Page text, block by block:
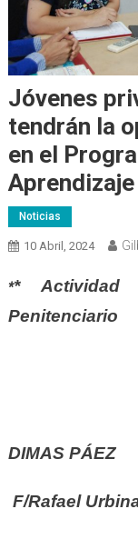
Jóvenes
tendrán la
en el
Aprendizaje
Noticias
10 Abril, 2024
** Actividad
Penitenciario
DIMAS PÁEZ
F/Rafael